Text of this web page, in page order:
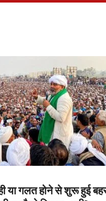
या गलत होने से शुरू हुई